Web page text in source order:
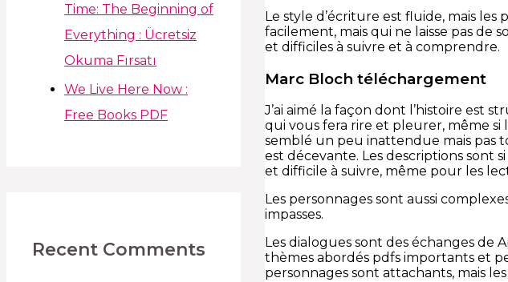
Time: The Beginning of
Everything : Ücretsiz
Okuma Fırsatı
We Live Here Now :
Free Books PDF
Recent Comments
Le style d’écriture est fluide, mais
facilement, mais qui ne laisse pas de
et difficiles à suivre et à comprendre.
Marc Bloch téléchargement
J’ai aimé la façon dont l’histoire est
qui vous fera rire et pleurer, même si
semblé un peu inattendue mais pas
est décevante. Les descriptions sont
et difficile à suivre, même pour les
Les personnages sont aussi
impasses.
Les dialogues sont des échanges de
thèmes abordés pdfs importants et
personnages sont attachants, mais